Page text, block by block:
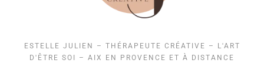
ESTELLE JULIEN – THÉRAPEUTE CRÉATIVE – L'ART
D'ÊTRE SOI – AIX EN PROVENCE ET À DISTANCE